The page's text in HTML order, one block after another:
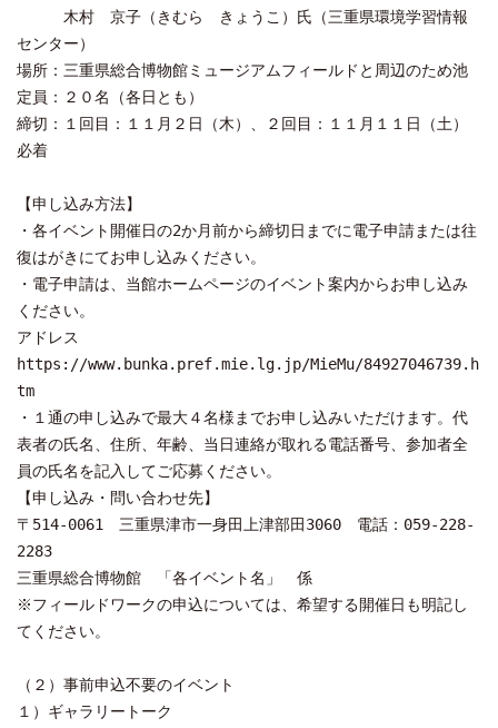
木村 京子（きむら きょうこ）氏（三重県環境学習情報
センター）
場所：三重県総合博物館ミュージアムフィールドと周辺のため池
定員：２０名（各日とも）
締切：１回目：１１月２日（木）、２回目：１１月１１日（土）
必着
【申し込み方法】
・各イベント開催日の2か月前から締切日までに電子申請または往
復はがきにてお申し込みください。
・電子申請は、当館ホームページのイベント案内からお申し込み
ください。
アドレス
https://www.bunka.pref.mie.lg.jp/MieMu/84927046739.h
tm
・１通の申し込みで最大４名様までお申し込みいただけます。代
表者の氏名、住所、年齢、当日連絡が取れる電話番号、参加者全
員の氏名を記入してご応募ください。
【申し込み・問い合わせ先】
〒514-0061 三重県津市一身田上津部田3060 電話：059-228-
2283
三重県総合博物館 「各イベント名」 係
※フィールドワークの申込については、希望する開催日も明記し
てください。
（２）事前申込不要のイベント
１）ギャラリートーク